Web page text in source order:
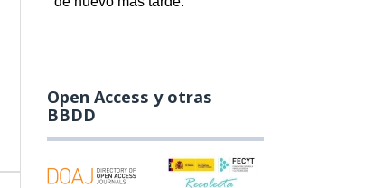
Open Access y otras
BBDD